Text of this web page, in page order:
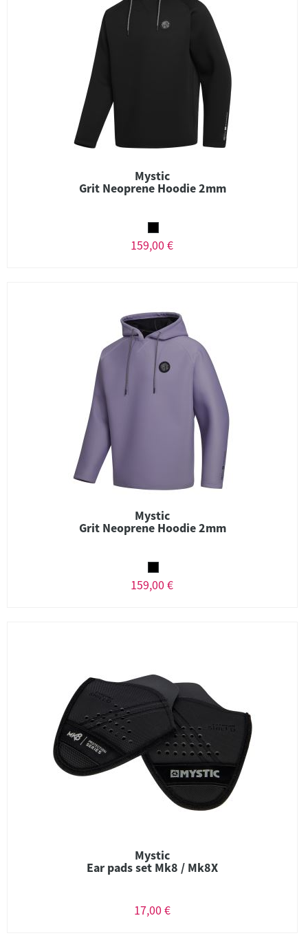
Mystic
Grit Neoprene Hoodie 2mm
159,00 €
Mystic
Grit Neoprene Hoodie 2mm
159,00 €
Mystic
Ear pads set Mk8 / Mk8X
17,00 €